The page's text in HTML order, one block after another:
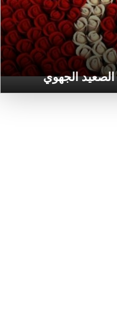
الصعيد الجهوي